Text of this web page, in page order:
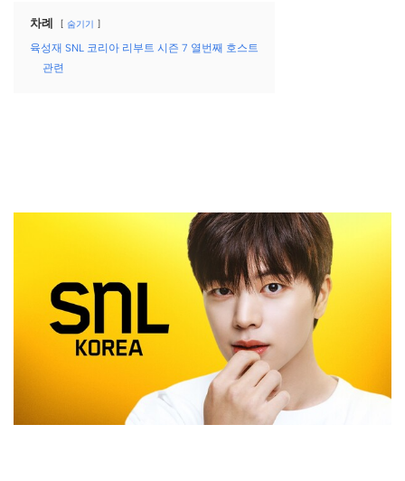
차례 숨기기
육성재 SNL 코리아 리부트 시즌 7 열번째 호스트
관련